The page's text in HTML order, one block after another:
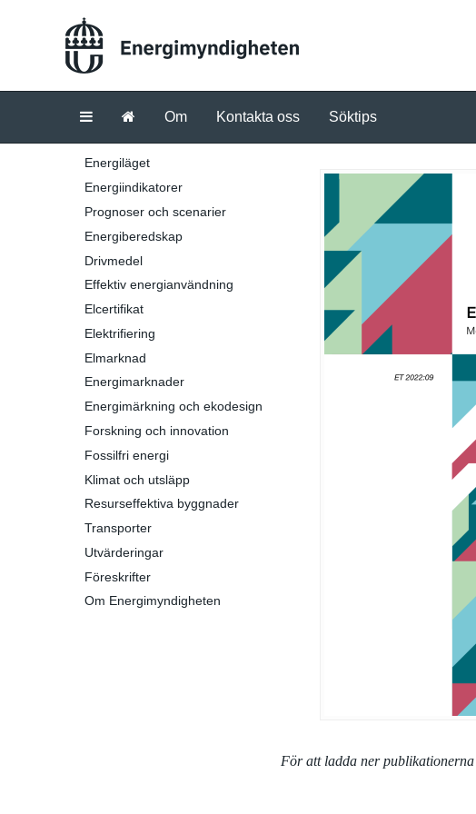
Om Kontakta oss Söktips
Energiläget
Energiindikatorer
Prognoser och scenarier
Energiberedskap
Drivmedel
Effektiv energianvändning
Elcertifikat
Elektrifiering
Elmarknad
Energimarknader
Energimärkning och ekodesign
Forskning och innovation
Fossilfri energi
Klimat och utsläpp
Resurseffektiva byggnader
Transporter
Utvärderingar
Föreskrifter
Om Energimyndigheten
För att ladda ner